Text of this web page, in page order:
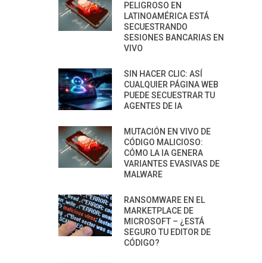
PELIGROSO EN
LATINOAMÉRICA ESTÁ
SECUESTRANDO
SESIONES BANCARIAS EN
VIVO
SIN HACER CLIC: ASÍ
CUALQUIER PÁGINA WEB
PUEDE SECUESTRAR TU
AGENTES DE IA
MUTACIÓN EN VIVO DE
CÓDIGO MALICIOSO:
CÓMO LA IA GENERA
VARIANTES EVASIVAS DE
MALWARE
RANSOMWARE EN EL
MARKETPLACE DE
MICROSOFT – ¿ESTÁ
SEGURO TU EDITOR DE
CÓDIGO?